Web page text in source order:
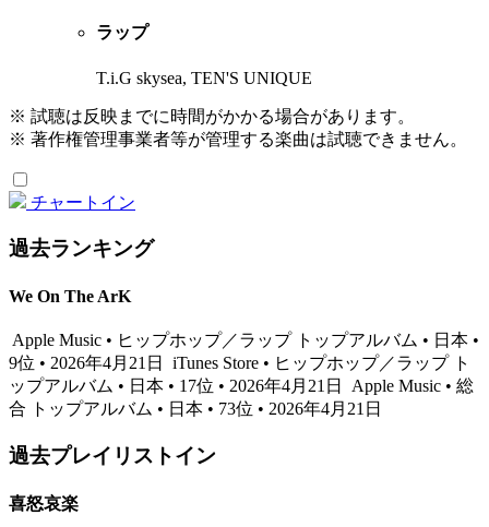
ラップ
T.i.G skysea, TEN'S UNIQUE
※ 試聴は反映までに時間がかかる場合があります。
※ 著作権管理事業者等が管理する楽曲は試聴できません。
チャートイン
過去ランキング
We On The ArK
Apple Music • ヒップホップ／ラップ トップアルバム • 日本 •
9位 • 2026年4月21日
iTunes Store • ヒップホップ／ラップ ト
ップアルバム • 日本 • 17位 • 2026年4月21日
Apple Music • 総
合 トップアルバム • 日本 • 73位 • 2026年4月21日
過去プレイリストイン
喜怒哀楽